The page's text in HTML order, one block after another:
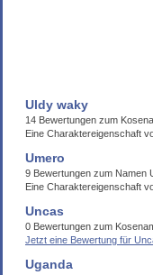
Uldy waky
14 Bewertungen zum
Eine Charaktereigenschaft
Umero
9 Bewertungen zum Namen
Eine Charaktereigenschaft
Uncas
0 Bewertungen zum
Jetzt eine Bewertung für
Uganda